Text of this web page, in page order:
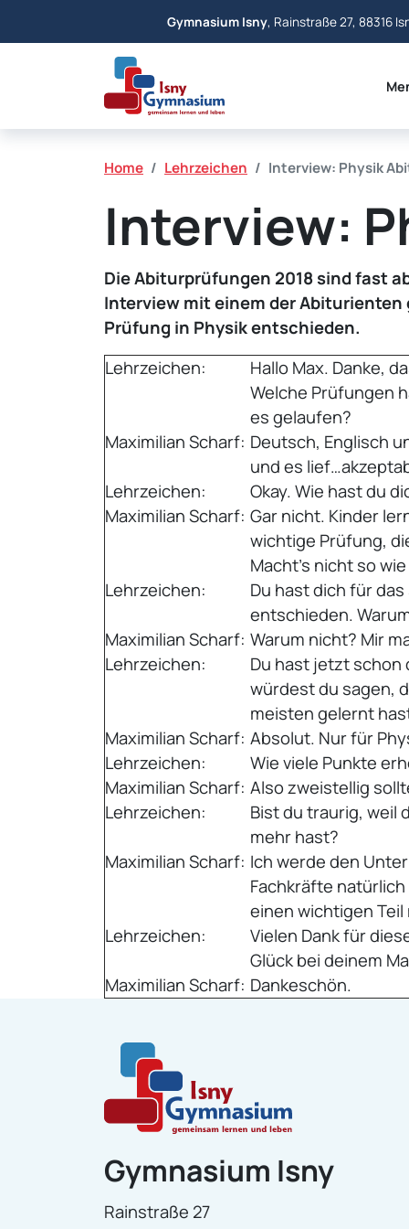
Gymnasium Isny, Rainstraße 27, 88316
Home Lehrzeichen Interview: Physik
Interview:
Die Abiturprüfungen 2018 sind fast
Interview mit einem der
Prüfung in Physik entschieden.
Lehrzeichen:
Hallo Max. Danke,
Welche Prüfungen
es gelaufen?
Maximilian Scharf: Deutsch, Englisch
und es
Lehrzeichen:
Okay. Wie hast du
Maximilian Scharf: Gar nicht. Kinder
wichtige Prüfung,
Macht’s nicht so
Lehrzeichen:
Du hast dich für
entschieden.
Maximilian Scharf: Warum nicht? Mir
Lehrzeichen:
Du hast jetzt schon
würdest du sagen,
meisten gelernt
Maximilian Scharf: Absolut. Nur für
Lehrzeichen:
Wie viele Punkte
Maximilian Scharf: Also zweistellig
Lehrzeichen:
Bist du traurig, weil
mehr hast?
Maximilian Scharf: Ich werde den
Fachkräfte
einen wichtigen
Lehrzeichen:
Vielen Dank für
Glück bei deinem
Maximilian Scharf: Dankeschön.
Gymnasium Isny
Rainstraße 27